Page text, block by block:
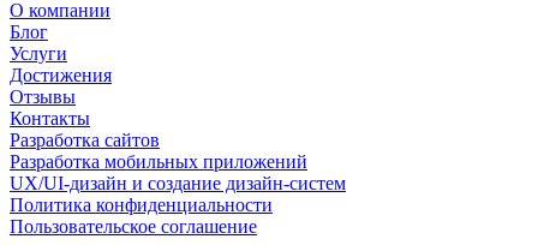
О компании
Блог
Услуги
Достижения
Отзывы
Контакты
Разработка сайтов
Разработка мобильных приложений
UX/UI-дизайн и создание дизайн-систем
Политика конфиденциальности
Пользовательское соглашение